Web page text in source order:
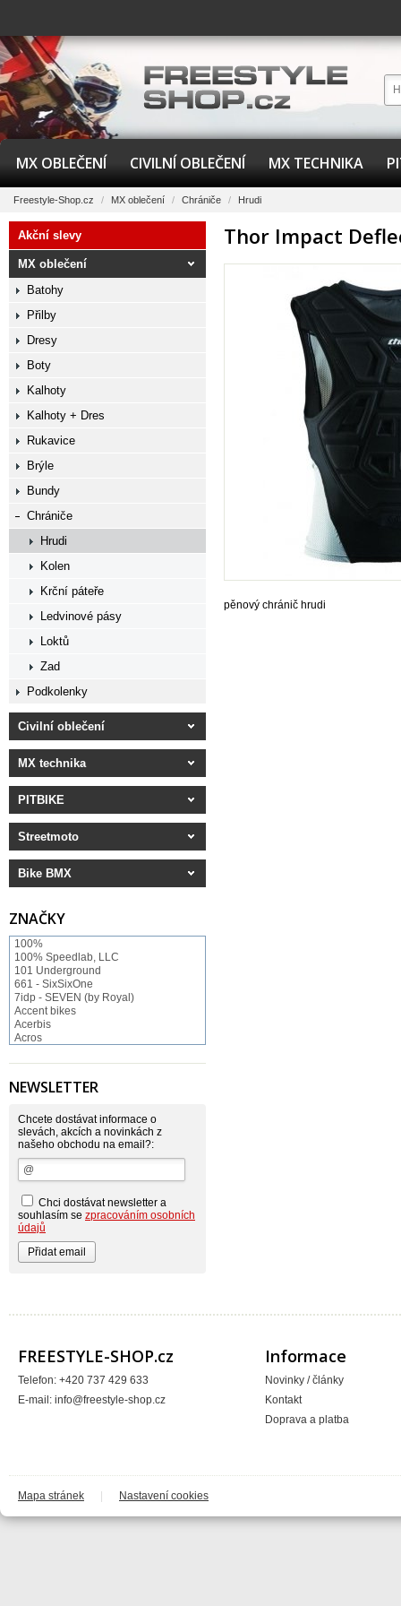
MX OBLEČENÍ CIVILNÍ OBLEČENÍ MX TECHNIKA
Freestyle-Shop.cz / MX oblečení / Chrániče / Hrudi
Thor Impact
pěnový chránič hrudi
Akční slevy
MX oblečení
Batohy
Přilby
Dresy
Boty
Kalhoty
Kalhoty + Dres
Rukavice
Brýle
Bundy
Chrániče
Hrudi
Kolen
Krční páteře
Ledvinové pásy
Loktů
Zad
Podkolenky
Civilní oblečení
MX technika
PITBIKE
Streetmoto
Bike BMX
ZNAČKY
100%
100% Speedlab, LLC
101 Underground
661 - SixSixOne
7idp - SEVEN (by Royal)
Accent bikes
Acerbis
Acros
Afton Shoes
Alias
Alpinestars
Answer
Arnette
ASP Swiss Snowscoot
Asterisk
Atomlab
Axo
Baradine
BIKE WORK
Bionicon
Blackbird
Circa
Crankbrothers
Crossjet
Crosskrank
DirtRacing
DT1 racing
NEWSLETTER
Chcete dostávat informace o
slevách, akcích a novinkách z
našeho obchodu na email?:
Chci dostávat newsletter a
souhlasím se zpracováním osobních
údajů
FREESTYLE-SHOP.cz
Telefon: +420 737 429 633
E-mail: info@freestyle-shop.cz
Informace
Novinky / články
Kontakt
Doprava a platba
Mapa stránek Nastavení cookies